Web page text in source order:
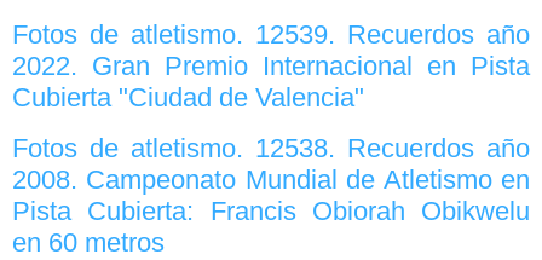
Fotos de atletismo. 12539. Recuerdos año
2022. Gran Premio Internacional en Pista
Cubierta "Ciudad de Valencia"
Fotos de atletismo. 12538. Recuerdos año
2008. Campeonato Mundial de Atletismo en
Pista Cubierta: Francis Obiorah Obikwelu
en 60 metros